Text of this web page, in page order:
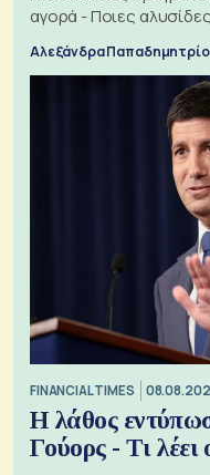
αγορά - Ποιες
Αλεξάνδρα
FINANCIAL TIMES
Η λάθος
Γούορς - Τι λέει